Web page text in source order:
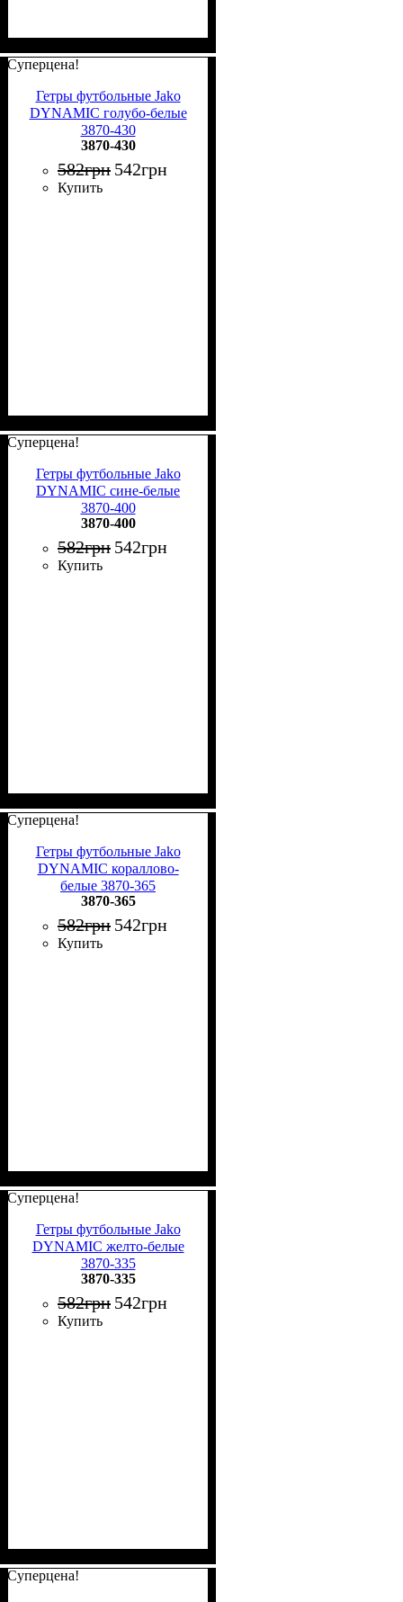
Суперцена!
Гетры футбольные Jako
DYNAMIC голубо-белые
3870-430
3870-430
582грн 542грн
Купить
Суперцена!
Гетры футбольные Jako
DYNAMIC сине-белые
3870-400
3870-400
582грн 542грн
Купить
Суперцена!
Гетры футбольные Jako
DYNAMIC кораллово-
белые 3870-365
3870-365
582грн 542грн
Купить
Суперцена!
Гетры футбольные Jako
DYNAMIC желто-белые
3870-335
3870-335
582грн 542грн
Купить
Суперцена!